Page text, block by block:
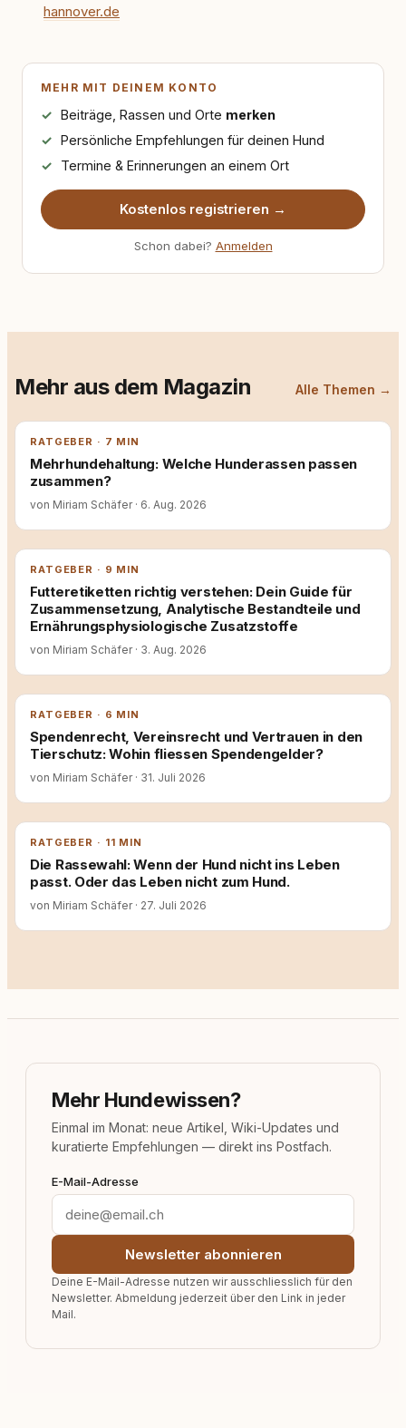
entstehen dort, wo Information,
hannover.de
MEHR MIT DEINEM KONTO
Beiträge, Rassen und Orte merken
Persönliche Empfehlungen für deinen Hund
Termine & Erinnerungen an einem Ort
Kostenlos registrieren →
Schon dabei? Anmelden
Mehr aus dem Magazin Alle Themen →
RATGEBER · 7 MIN
Mehrhundehaltung: Welche Hunderassen passen
zusammen?
von Miriam Schäfer · 6. Aug. 2026
RATGEBER · 9 MIN
Futteretiketten richtig verstehen: Dein Guide für
Zusammensetzung, Analytische Bestandteile und
Ernährungsphysiologische Zusatzstoffe
von Miriam Schäfer · 3. Aug. 2026
RATGEBER · 6 MIN
Spendenrecht, Vereinsrecht und Vertrauen in den
Tierschutz: Wohin fliessen Spendengelder?
von Miriam Schäfer · 31. Juli 2026
RATGEBER · 11 MIN
Die Rassewahl: Wenn der Hund nicht ins Leben
passt. Oder das Leben nicht zum Hund.
von Miriam Schäfer · 27. Juli 2026
Mehr Hundewissen?
Einmal im Monat: neue Artikel, Wiki-Updates und
kuratierte Empfehlungen — direkt ins Postfach.
E-Mail-Adresse
Newsletter abonnieren
Deine E-Mail-Adresse nutzen wir ausschliesslich für den
Newsletter. Abmeldung jederzeit über den Link in jeder
Mail.